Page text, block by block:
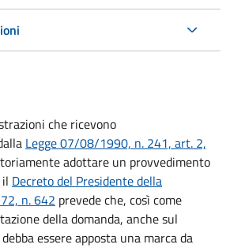
che ricevono
Legge 07/08/1990, n. 241, art. 2,
adottare un provvedimento
Decreto del Presidente della
n. 642 prevede che, così come
della domanda, anche sul
essere apposta una marca da